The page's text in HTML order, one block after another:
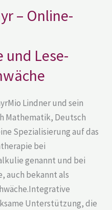
– Online-
und Lese-
Lindner und sein
Mathematik, Deutsch
Spezialisierung auf das
bei
genannt und bei
auch bekannt als
Unterstützung, die